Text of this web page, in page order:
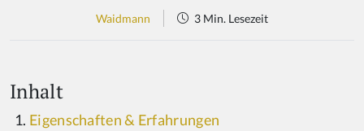
Waidmann 3 Min. Lesezeit
Inhalt
Eigenschaften & Erfahrungen